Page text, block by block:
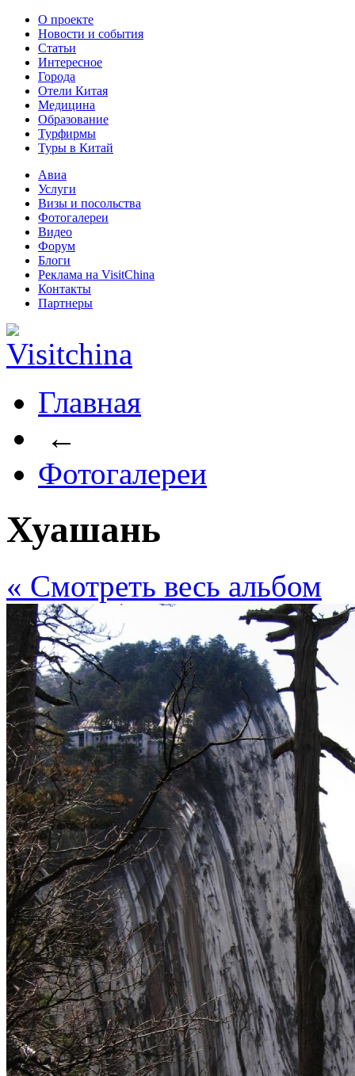
О проекте
Новости и события
Статьи
Интересное
Города
Отели Китая
Медицина
Образование
Турфирмы
Туры в Китай
Авиа
Услуги
Визы и посольства
Фотогалереи
Видео
Форум
Блоги
Реклама на VisitChina
Контакты
Партнеры
Главная
←
Фотогалереи
Хуашань
« Cмотреть весь альбом